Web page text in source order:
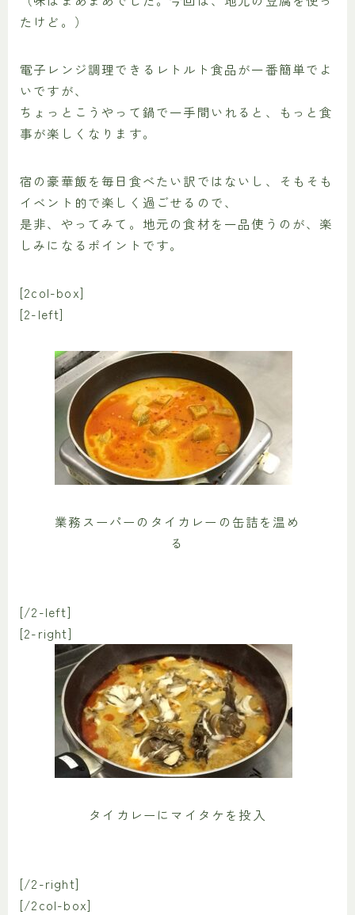
たけど。）
電子レンジ調理できるレトルト食品が一番簡単でよ
いですが、
ちょっとこうやって鍋で一手間いれると、もっと食
事が楽しくなります。
宿の豪華飯を毎日食べたい訳ではないし、そもそも
イベント的で楽しく過ごせるので、
是非、やってみて。地元の食材を一品使うのが、楽
しみになるポイントです。
[2col-box]
[2-left]
業務スーパーのタイカレーの缶詰を温め
る
[/2-left]
[2-right]
タイカレーにマイタケを投入
[/2-right]
[/2col-box]